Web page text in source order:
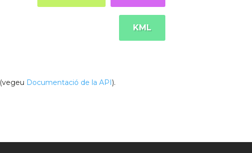
KML
(vegeu Documentació de la API).